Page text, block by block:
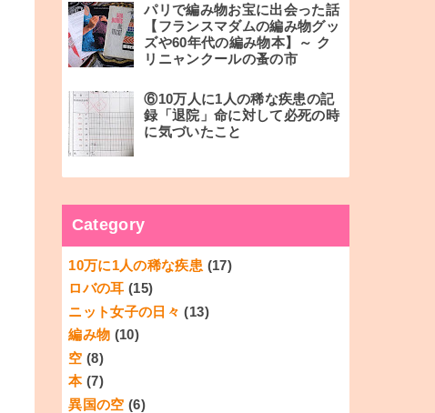
パリで編み物お宝に出会った話
【フランスマダムの編み物グッ
ズや60年代の編み物本】～ ク
リニャンクールの蚤の市
⑥10万人に1人の稀な疾患の記
録「退院」命に対して必死の時
に気づいたこと
Category
10万に1人の稀な疾患 (17)
ロバの耳 (15)
ニット女子の日々 (13)
編み物 (10)
空 (8)
本 (7)
異国の空 (6)